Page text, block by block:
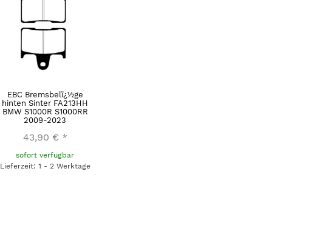
EBC Bremsbelï¿½ge
hinten Sinter FA213HH
BMW S1000R S1000RR
2009-2023
43,90 € *
sofort verfügbar
Lieferzeit: 1 - 2 Werktage